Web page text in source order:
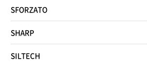
SFORZATO
SHARP
SILTECH